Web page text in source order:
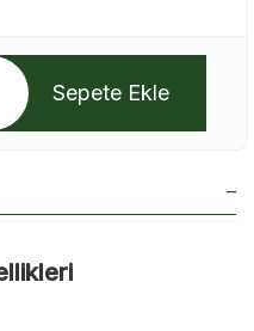
Sepete Ekle